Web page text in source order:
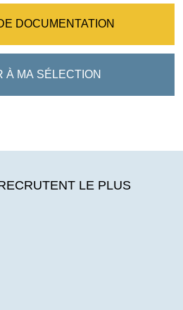
DOCUMENTATION
À MA SÉLECTION
LE PLUS